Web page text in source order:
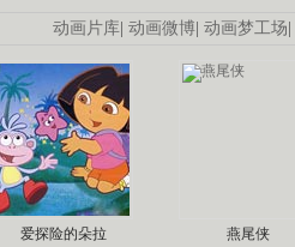
动画片库 动画微博 动画梦工场
爱探险的朵拉 燕尾侠